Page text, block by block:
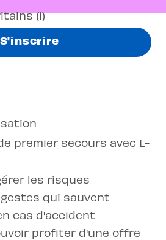
S'inscrire
premier secours avec L-
les risques
qui sauvent
cas d'accident
profiter d'une offre